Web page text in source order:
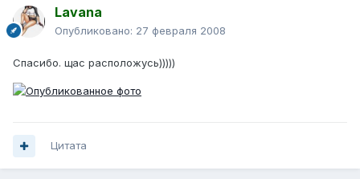
Lavana
Опубликовано: 27 февраля 2008
Спасибо. щас расположусь)))))
Цитата